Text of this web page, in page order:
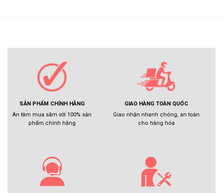
SẢN PHẨM CHÍNH HÃNG
An tâm mua sắm với 100% sản
phẩm chính hãng
GIAO HÀNG TOÀN QUỐC
Giao nhận nhanh chóng, an toàn
cho hàng hóa